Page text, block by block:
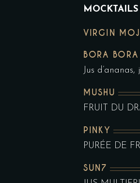
MOCKTAILS
VIRGIN
BORA BORA
Jus
MUSHU
FRUIT DU
PINKY
PURÉE DE
SUN7